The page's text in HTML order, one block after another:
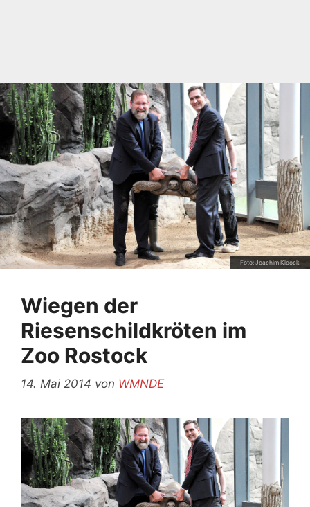
Foto: Joachim Kloock
Wiegen der
Riesenschildkröten im
Zoo Rostock
14. Mai 2014 von WMNDE